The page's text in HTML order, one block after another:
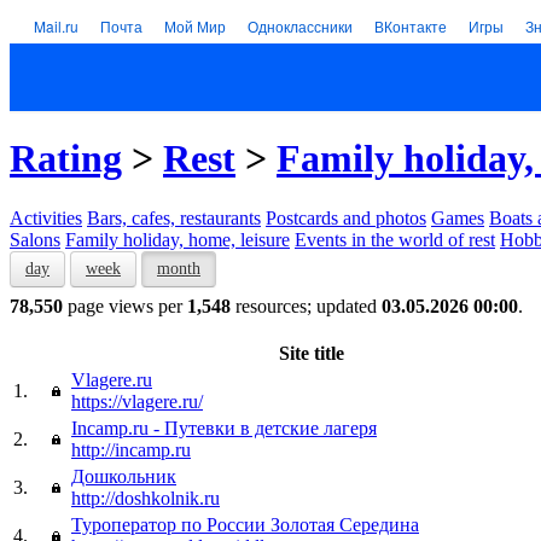
Mail.ru Почта Мой Мир Одноклассники ВКонтакте Игры
Rating > Rest > Family holiday,
Activities Bars, cafes, restaurants Postcards and photos Games Boats
Salons Family holiday, home, leisure Events in the world of rest
day week month
78,550 page views per 1,548 resources; updated 03.05.2026 00:00.
Site title
1.
Vlagere.ru
https://vlagere.ru/
2.
Incamp.ru - Путевки в детские лагеря
http://incamp.ru
3.
Дошкольник
http://doshkolnik.ru
4.
Туроператор по России Золотая Середина